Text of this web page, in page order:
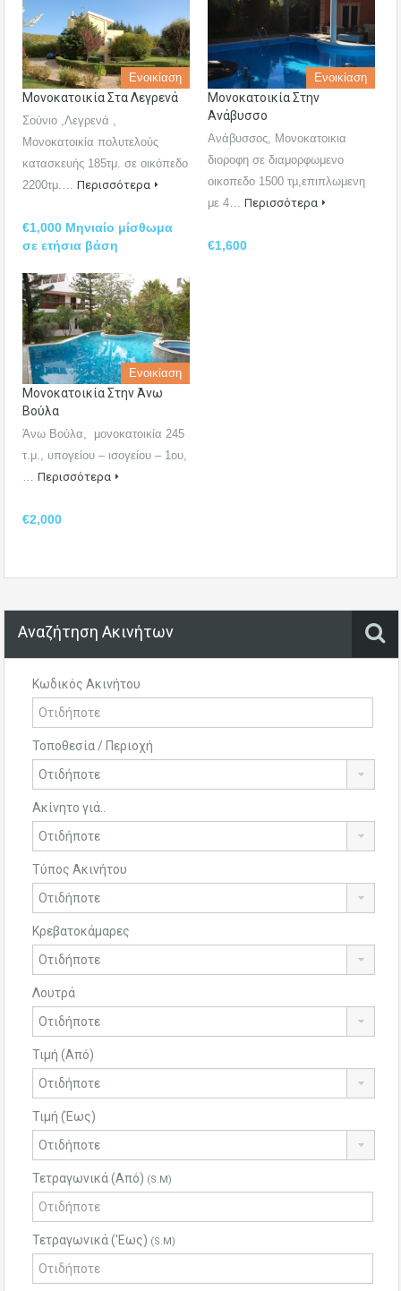
Ενοικίαση
Μονοκατοικία Στα Λεγρενά
Σούνιο ,Λεγρενά ,
Μονοκατοικία πολυτελούς
κατασκευής 185τμ. σε οικόπεδο
2200τμ.… Περισσότερα
€1,000 Μηνιαίο μίσθωμα
σε ετήσια βάση
Ενοικίαση
Μονοκατοικία Στην
Ανάβυσσο
Ανάβυσσος, Μονοκατοικια
διοροφη σε διαμορφωμενο
οικοπεδο 1500 τμ,επιπλωμενη
με 4… Περισσότερα
€1,600
Ενοικίαση
Μονοκατοικία Στην Άνω
Βούλα
Άνω Βούλα, μονοκατοικία 245
τ.μ., υπογείου – ισογείου – 1ου,
Περισσότερα
€2,000
Αναζήτηση Ακινήτων
Κωδικός Ακινήτου
Τοποθεσία / Περιοχή
Ακίνητο γιά..
Τύπος Ακινήτου
Κρεβατοκάμαρες
Λουτρά
Τιμή (Από)
Τιμή (Έως)
Τετραγωνικά (Από) (S.M)
Τετραγωνικά ('Εως) (S.M)